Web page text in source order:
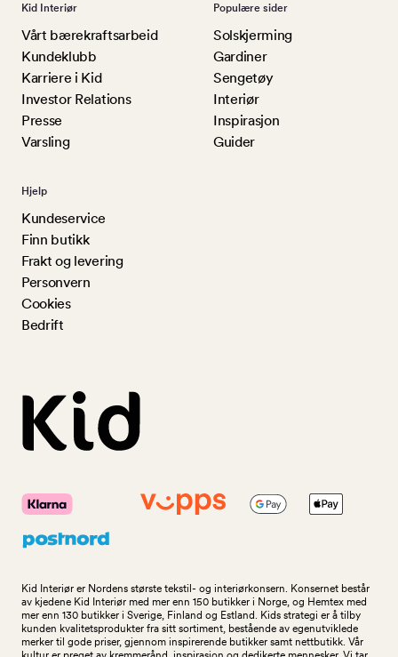
Kid Interiør
Vårt bærekraftsarbeid
Kundeklubb
Karriere i Kid
Investor Relations
Presse
Varsling
Populære sider
Solskjerming
Gardiner
Sengetøy
Interiør
Inspirasjon
Guider
Hjelp
Kundeservice
Finn butikk
Frakt og levering
Personvern
Cookies
Bedrift
Kid Interiør er Nordens største tekstil- og interiørkonsern. Konsernet består
av kjedene Kid Interiør med mer enn 150 butikker i Norge, og Hemtex med
mer enn 130 butikker i Sverige, Finland og Estland. Kids strategi er å tilby
kunden kvalitetsprodukter fra sitt sortiment, bestående av egenutviklede
merker til gode priser, gjennom inspirerende butikker samt nettbutikk. Vår